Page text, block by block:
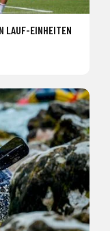
LAUF-EINHEITEN